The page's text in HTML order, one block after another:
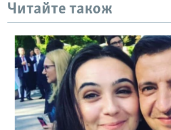
Читайте також